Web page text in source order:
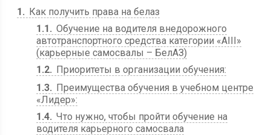
1
Как получить права на белаз
1.1
Обучение на водителя внедорожного
автотранспортного средства категории «АIII»
(карьерные самосвалы – БелАЗ)
1.2
Приоритеты в организации обучения:
1.3
Преимущества обучения в учебном центре
«Лидер»:
1.4 Что нужно, чтобы пройти обучение на
водителя карьерного самосвала